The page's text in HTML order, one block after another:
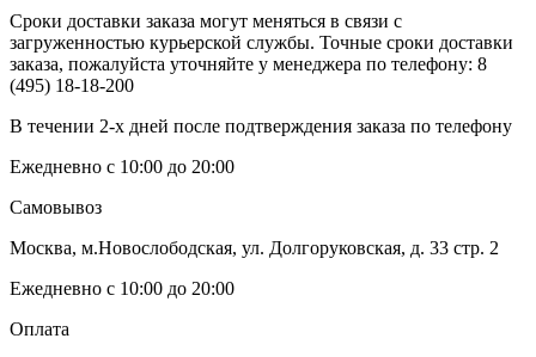
Сроки доставки заказа могут меняться в связи с
загруженностью курьерской службы. Точные сроки доставки
заказа, пожалуйста уточняйте у менеджера по телефону: 8
(495) 18-18-200
В течении 2-х дней после подтверждения заказа по телефону
Ежедневно с 10:00 до 20:00
Самовывоз
Москва, м.Новослободская, ул. Долгоруковская, д. 33 стр. 2
Ежедневно с 10:00 до 20:00
Оплата